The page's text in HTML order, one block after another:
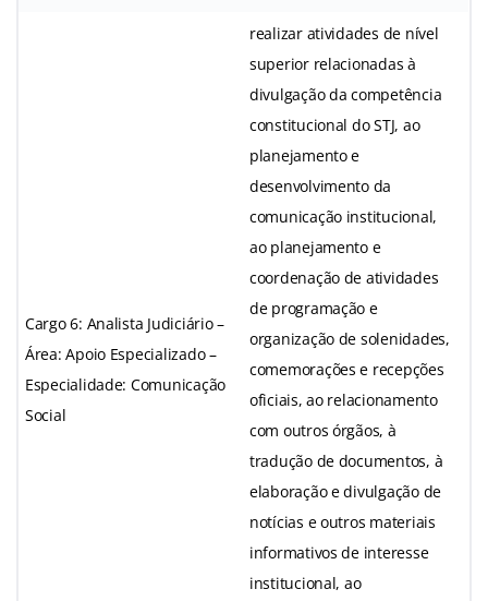
Cargo 6: Analista Judiciário –
Área: Apoio Especializado –
Especialidade: Comunicação
Social
realizar atividades de nível
superior relacionadas à
divulgação da competência
constitucional do STJ, ao
planejamento e
desenvolvimento da
comunicação institucional,
ao planejamento e
coordenação de atividades
de programação e
organização de solenidades,
comemorações e recepções
oficiais, ao relacionamento
com outros órgãos, à
tradução de documentos, à
elaboração e divulgação de
notícias e outros materiais
informativos de interesse
institucional, ao